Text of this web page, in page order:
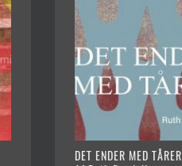
DET ENDER MED TÅRER